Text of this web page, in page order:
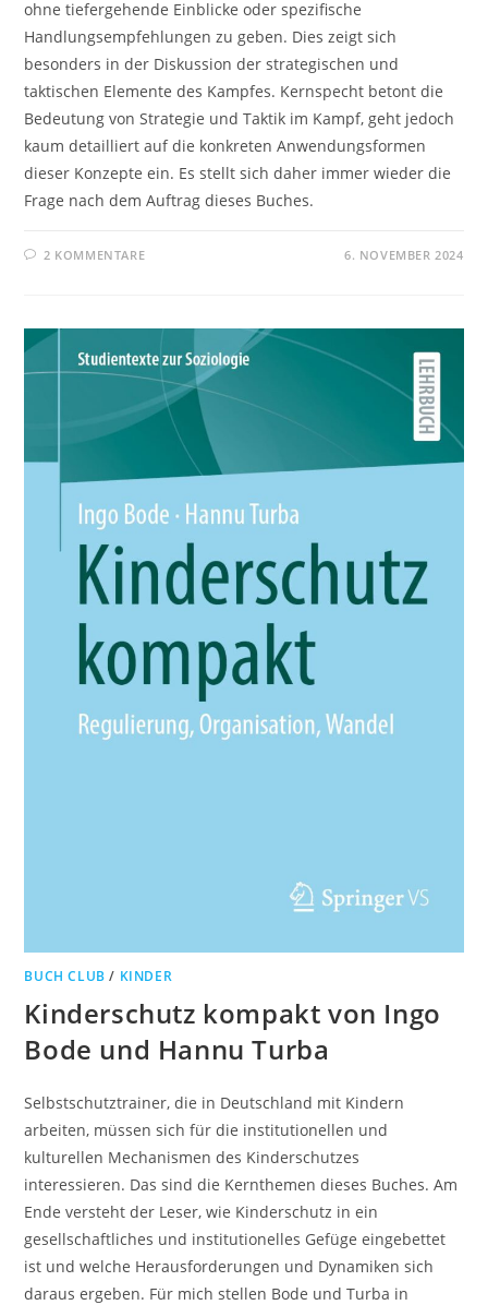
ohne tiefergehende Einblicke oder spezifische
Handlungsempfehlungen zu geben. Dies zeigt sich
besonders in der Diskussion der strategischen und
taktischen Elemente des Kampfes. Kernspecht betont die
Bedeutung von Strategie und Taktik im Kampf, geht jedoch
kaum detailliert auf die konkreten Anwendungsformen
dieser Konzepte ein. Es stellt sich daher immer wieder die
Frage nach dem Auftrag dieses Buches.
2 KOMMENTARE 6. NOVEMBER 2024
BUCH CLUB / KINDER
Kinderschutz kompakt von Ingo
Bode und Hannu Turba
Selbstschutztrainer, die in Deutschland mit Kindern
arbeiten, müssen sich für die institutionellen und
kulturellen Mechanismen des Kinderschutzes
interessieren. Das sind die Kernthemen dieses Buches. Am
Ende versteht der Leser, wie Kinderschutz in ein
gesellschaftliches und institutionelles Gefüge eingebettet
ist und welche Herausforderungen und Dynamiken sich
daraus ergeben. Für mich stellen Bode und Turba in